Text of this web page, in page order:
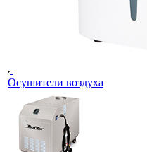
Осушители воздуха